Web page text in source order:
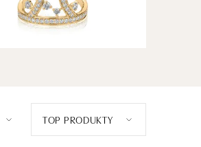
TOP PRODUKTY